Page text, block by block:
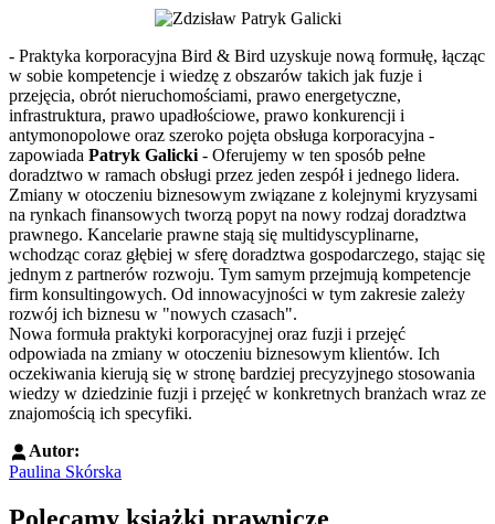
- Praktyka korporacyjna Bird & Bird uzyskuje nową formułę, łącząc
w sobie kompetencje i wiedzę z obszarów takich jak fuzje i
przejęcia, obrót nieruchomościami, prawo energetyczne,
infrastruktura, prawo upadłościowe, prawo konkurencji i
antymonopolowe oraz szeroko pojęta obsługa korporacyjna -
zapowiada Patryk Galicki - Oferujemy w ten sposób pełne
doradztwo w ramach obsługi przez jeden zespół i jednego lidera.
Zmiany w otoczeniu biznesowym związane z kolejnymi kryzysami
na rynkach finansowych tworzą popyt na nowy rodzaj doradztwa
prawnego. Kancelarie prawne stają się multidyscyplinarne,
wchodząc coraz głębiej w sferę doradztwa gospodarczego, stając się
jednym z partnerów rozwoju. Tym samym przejmują kompetencje
firm konsultingowych. Od innowacyjności w tym zakresie zależy
rozwój ich biznesu w "nowych czasach".
Nowa formuła praktyki korporacyjnej oraz fuzji i przejęć
odpowiada na zmiany w otoczeniu biznesowym klientów. Ich
oczekiwania kierują się w stronę bardziej precyzyjnego stosowania
wiedzy w dziedzinie fuzji i przejęć w konkretnych branżach wraz ze
znajomością ich specyfiki.
Autor:
Paulina Skórska